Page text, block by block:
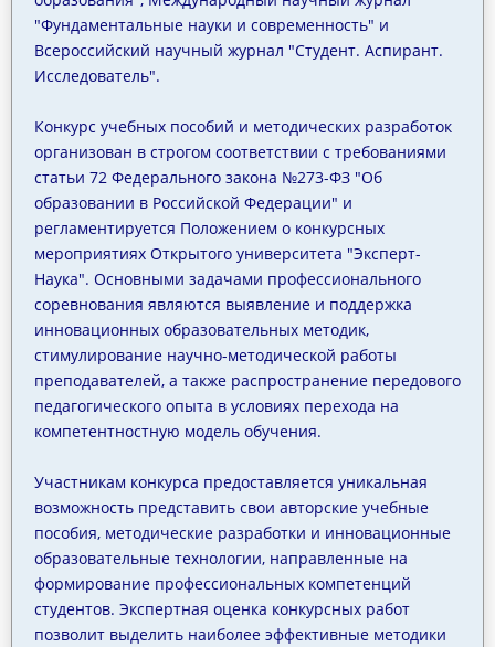
"Фундаментальные науки и современность" и
Всероссийский научный журнал "Студент. Аспирант.
Исследователь".
Конкурс учебных пособий и методических разработок
организован в строгом соответствии с требованиями
статьи 72 Федерального закона №273-ФЗ "Об
образовании в Российской Федерации" и
регламентируется Положением о конкурсных
мероприятиях Открытого университета "Эксперт-
Наука". Основными задачами профессионального
соревнования являются выявление и поддержка
инновационных образовательных методик,
стимулирование научно-методической работы
преподавателей, а также распространение передового
педагогического опыта в условиях перехода на
компетентностную модель обучения.
Участникам конкурса предоставляется уникальная
возможность представить свои авторские учебные
пособия, методические разработки и инновационные
образовательные технологии, направленные на
формирование профессиональных компетенций
студентов. Экспертная оценка конкурсных работ
позволит выделить наиболее эффективные методики